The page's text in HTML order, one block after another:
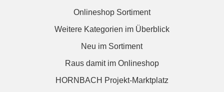
Onlineshop Sortiment
Weitere Kategorien im Überblick
Neu im Sortiment
Raus damit im Onlineshop
HORNBACH Projekt-Marktplatz